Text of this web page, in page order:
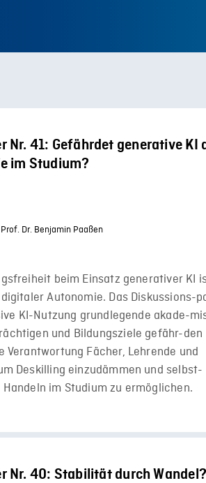
Nr. 41: Gefährdet generative KI
im Studium?
Prof. Dr. Benjamin Paaßen
beim Einsatz generativer KI
Autonomie. Das Diskussions-
KI-Nutzung grundlegende akade-
und Bildungsziele gefähr-den
Verantwortung Fächer, Lehrende und
Deskilling einzudämmen und selbst-
im Studium zu ermöglichen.
Nr. 40: Stabilität durch